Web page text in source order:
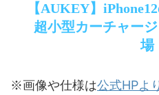
【AUKEY】
超小型カーチャー
場
※画像や仕様は公式HPよ